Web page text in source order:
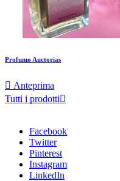
Profumo Auctorias
 Anteprima
Tutti i prodotti
Facebook
Twitter
Pinterest
Instagram
LinkedIn